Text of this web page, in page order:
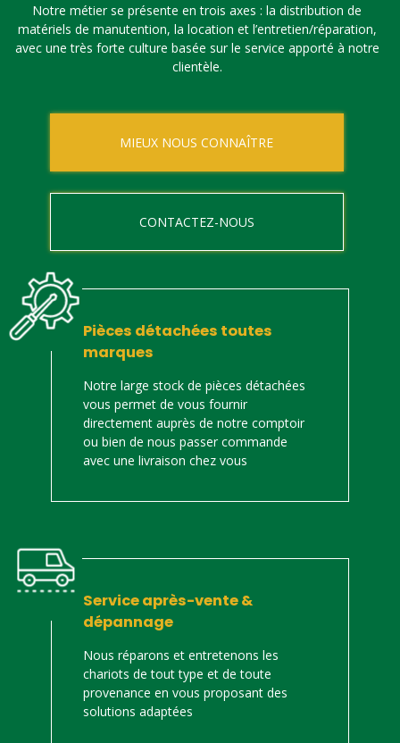
Notre métier se présente en trois axes : la distribution de
matériels de manutention, la location et l’entretien/réparation,
avec une très forte culture basée sur le service apporté à notre
clientèle.
MIEUX NOUS CONNAÎTRE
CONTACTEZ-NOUS
Pièces détachées toutes
marques
Notre large stock de pièces détachées
vous permet de vous fournir
directement auprès de notre comptoir
ou bien de nous passer commande
avec une livraison chez vous
Service après-vente &
dépannage
Nous réparons et entretenons les
chariots de tout type et de toute
provenance en vous proposant des
solutions adaptées